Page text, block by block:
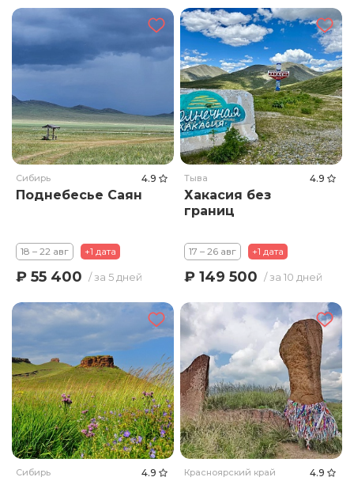
Сибирь 4.9
Поднебесье Саян
18 – 22 авг +1 дата
₽ 55 400 / за 5 дней
Тыва 4.9
Хакасия без
границ
17 – 26 авг +1 дата
₽ 149 500 / за 10 дней
Сибирь 4.9 Красноярский край 4.9